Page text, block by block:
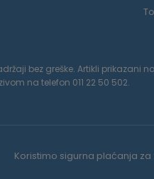
bez greške. Artikli prikazani
na telefon 011 22 50 502.
Koristimo sigurna plaćanja za :